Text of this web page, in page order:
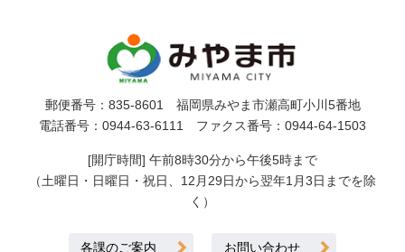
郵便番号：835-8601 福岡県みやま市瀬高町小川5番地
電話番号：0944-63-6111 ファクス番号：0944-64-1503
[開庁時間] 午前8時30分から午後5時まで
（土曜日・日曜日・祝日、12月29日から翌年1月3日までを除
く）
各課のご案内 お問い合わせ